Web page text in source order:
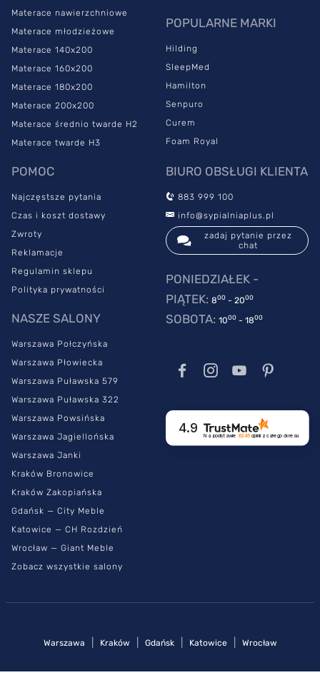
Materace nawierzchniowe
Materace młodzieżowe
Materace 140x200
Materace 160x200
Materace 180x200
Materace 200x200
Materace średnio twarde H2
Materace twarde H3
POPULARNE MARKI
Hilding
SleepMed
Hamilton
Senpuro
Curem
Foam Royal
POMOC
Najczęstsze pytania
Czas i koszt dostawy
Zwroty
Reklamacje
Regulamin sklepu
Polityka prywatności
NASZE SALONY
Warszawa Połczyńska
Warszawa Płowiecka
Warszawa Puławska 579
Warszawa Puławska 322
Warszawa Powsińska
Warszawa Jagiellońska
Warszawa Janki
Kraków Bronowice
Kraków Zakopiańska
Gdańsk — City Meble
Katowice — CH Rozdzień
Wrocław — Giant Meble
Zobacz wszystkie salony
BIURO OBSŁUGI KLIENTA
883 999 100
info@sypialniaplus.pl
zadaj pytanie przez
chat
PONIEDZIAŁEK -
PIĄTEK: 800 - 2000
SOBOTA: 1000 - 1800
4.9
Na podstawie 6245opinii z całego okresu
Warszawa Kraków Gdańsk Katowice Wrocław